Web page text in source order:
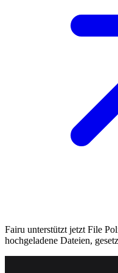
Fairu unterstützt jetzt File
hochgeladene Dateien,